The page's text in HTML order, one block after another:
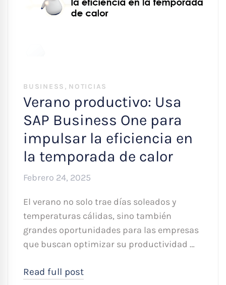
BUSINESS , NOTICIAS
Verano productivo: Usa
SAP Business One para
impulsar la eficiencia en
la temporada de calor
Febrero 24, 2025
El verano no solo trae días soleados y
temperaturas cálidas, sino también
grandes oportunidades para las empresas
que buscan optimizar su productividad …
Read full post